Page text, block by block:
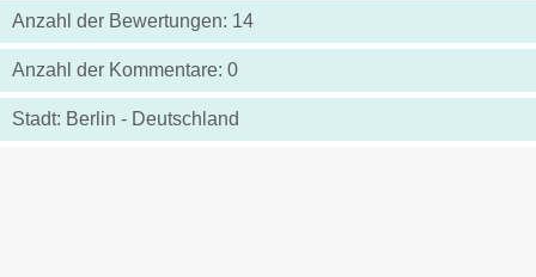
Anzahl der Bewertungen: 14
Anzahl der Kommentare: 0
Stadt: Berlin - Deutschland